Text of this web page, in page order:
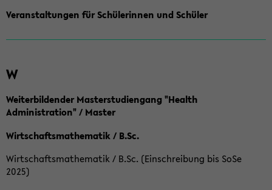
Veranstaltungen für Schülerinnen und Schüler
W
Weiterbildender Masterstudiengang "Health
Administration" / Master
Wirtschaftsmathematik / B.Sc.
Wirtschaftsmathematik / B.Sc. (Einschreibung bis SoSe
2025)